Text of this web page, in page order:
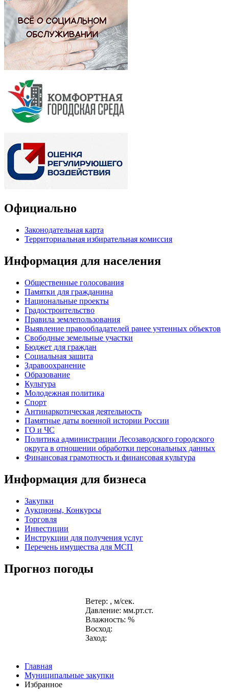
Официально
Законодательная карта
Территориальная избирательная комиссия
Информация для населения
Общественные голосования
Памятки для гражданина
Национальные проекты
Градостроительство
Правила землепользования
Выявление правообладателей ранее учтенных объектов
Свободные земельные участки
Бюджет для граждан
Социальная защита
Здравоохранение
Образование
Культура
Молодежная политика
Спорт
Антинаркотическая деятельность
Памятные даты военной истории России
ГО и ЧС
Политика администрации Лесозаводского городского
округа в отношении обработки персональных данных
Финансовая грамотность и финансовая культура
Информация для бизнеса
Закупки
Аукционы, Конкурсы
Торговля
Инвестиции
Инструкции для получения услуг
Перечень имущества для МСП
Прогноз погоды
Ветер: , м/сек.
Давление: мм.рт.ст.
Влажность: %
Восход:
Заход:
Главная
Муниципальные закупки
Избранное